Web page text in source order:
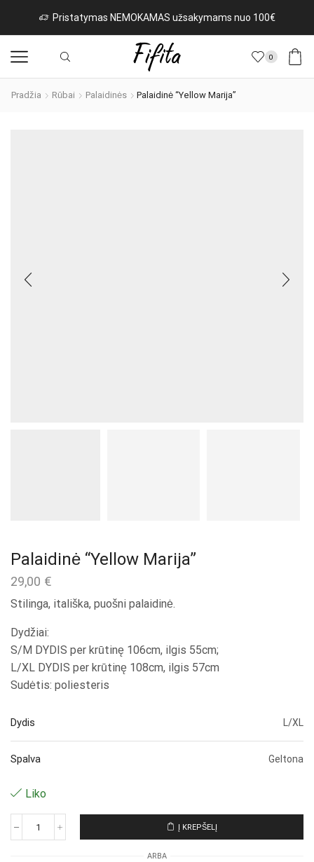
Pristatymas NEMOKAMAS užsakymams nuo 100€
0
Pradžia Rūbai Palaidinės Palaidinė “Yellow Marija”
Palaidinė “Yellow Marija”
29,00 €
Stilinga, itališka, puošni palaidinė.
Dydžiai:
S/M DYDIS per krūtinę 106cm, ilgis 55cm;
L/XL DYDIS per krūtinę 108cm, ilgis 57cm
Sudėtis: poliesteris
Dydis L/XL
Spalva Geltona
Liko
produkto
Į KREPŠELĮ
ARBA